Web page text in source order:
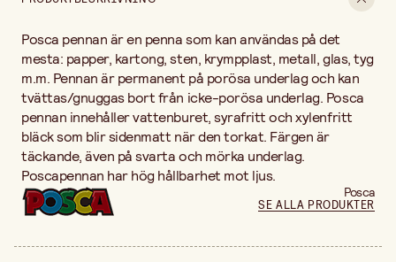
Posca pennan är en penna som kan användas på det
mesta: papper, kartong, sten, krympplast, metall, glas, tyg
m.m. Pennan är permanent på porösa underlag och kan
tvättas/gnuggas bort från icke-porösa underlag. Posca
pennan innehåller vattenburet, syrafritt och xylenfritt
bläck som blir sidenmatt när den torkat. Färgen är
täckande, även på svarta och mörka underlag.
Poscapennan har hög hållbarhet mot ljus.
Posca
SE ALLA PRODUKTER